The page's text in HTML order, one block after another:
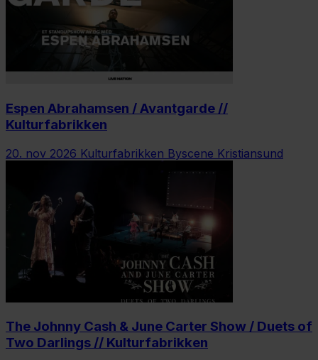
Espen Abrahamsen / Avantgarde //
Kulturfabrikken
20. nov 2026 Kulturfabrikken Byscene Kristiansund
The Johnny Cash & June Carter Show / Duets of
Two Darlings // Kulturfabrikken